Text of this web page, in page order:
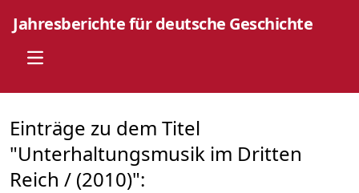
Jahresberichte für deutsche Geschichte
Open main menu
Einträge zu dem Titel
"Unterhaltungsmusik im Dritten
Reich / (2010)":